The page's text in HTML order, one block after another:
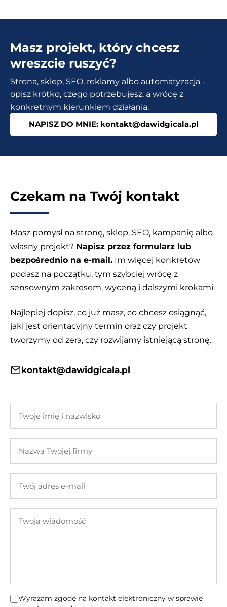
AI
Tekst
czyli
tylko
pomysłu
Masz projekt, który chcesz
wreszcie ruszyć?
Strona, sklep, SEO, reklamy albo automatyzacja -
opisz krótko, czego potrzebujesz, a wrócę z
konkretnym kierunkiem działania.
NAPISZ DO MNIE: kontakt@dawidgicala.pl
Czekam na Twój kontakt
Masz pomysł na stronę, sklep, SEO, kampanię albo
własny projekt? Napisz przez formularz lub
bezpośrednio na e-mail. Im więcej konkretów
podasz na początku, tym szybciej wrócę z
sensownym zakresem, wyceną i dalszymi krokami.
Najlepiej dopisz, co już masz, co chcesz osiągnąć,
jaki jest orientacyjny termin oraz czy projekt
tworzymy od zera, czy rozwijamy istniejącą stronę.
kontakt@dawidgicala.pl
imię
nazwisko
Twojej
adres
mail
wiadomość
Wyrażam zgodę na kontakt elektroniczny w sprawie